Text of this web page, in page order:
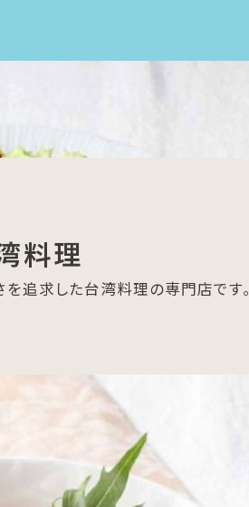
料理
追求した台湾料理の専門店です。